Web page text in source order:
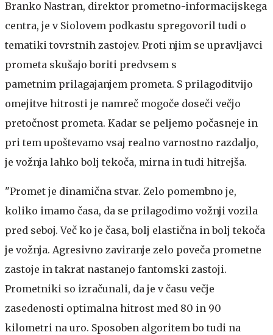
Branko Nastran, direktor prometno-informacijskega
centra, je v Siolovem podkastu spregovoril tudi o
tematiki tovrstnih zastojev. Proti njim se upravljavci
prometa skušajo boriti predvsem s
pametnim prilagajanjem prometa. S prilagoditvijo
omejitve hitrosti je namreč mogoče doseči večjo
pretočnost prometa. Kadar se peljemo počasneje in
pri tem upoštevamo vsaj realno varnostno razdaljo,
je vožnja lahko bolj tekoča, mirna in tudi hitrejša.
"Promet je dinamična stvar. Zelo pomembno je,
koliko imamo časa, da se prilagodimo vožnji vozila
pred seboj. Več ko je časa, bolj elastična in bolj tekoča
je vožnja. Agresivno zaviranje zelo poveča prometne
zastoje in takrat nastanejo fantomski zastoji.
Prometniki so izračunali, da je v času večje
zasedenosti optimalna hitrost med 80 in 90
kilometri na uro. Sposoben algoritem bo tudi na